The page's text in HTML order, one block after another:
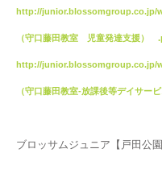
http://junior.blossomgroup.co.jp/
（守口藤田教室 児童発達支援）
http://junior.blossomgroup.co.jp/
（守口藤田教室-放課後等デイサ
ブロッサムジュニア【戸田公園